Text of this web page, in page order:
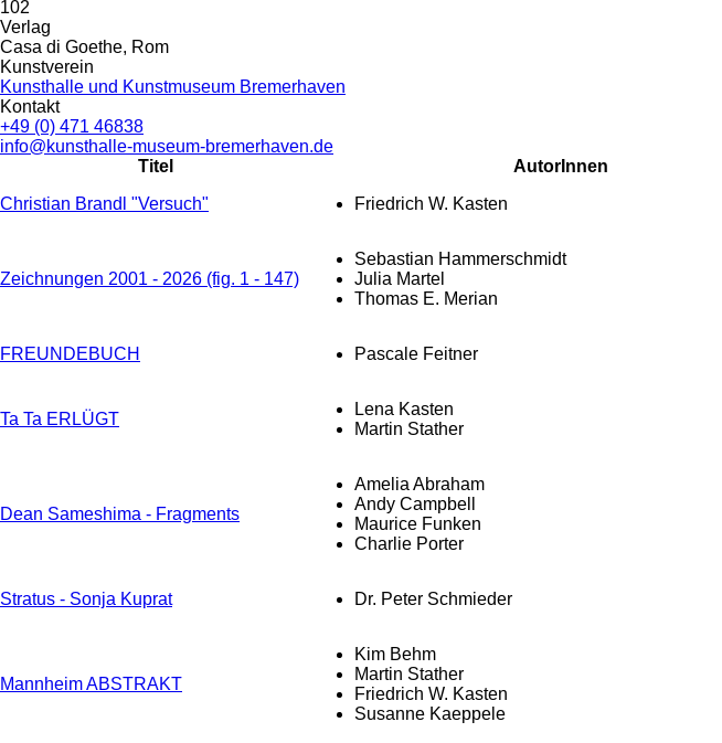
102
Verlag
Casa di Goethe, Rom
Kunstverein
Kunsthalle und Kunstmuseum Bremerhaven
Kontakt
+49 (0) 471 46838
info@kunsthalle-museum-bremerhaven.de
Titel
AutorInnen
Christian Brandl "Versuch"
Friedrich W. Kasten
Zeichnungen 2001 - 2026 (fig. 1 - 147)
Sebastian Hammerschmidt
Julia Martel
Thomas E. Merian
FREUNDEBUCH Pascale Feitner
Ta Ta ERLÜGT
Lena Kasten
Martin Stather
Dean Sameshima - Fragments
Amelia Abraham
Andy Campbell
Maurice Funken
Charlie Porter
Stratus - Sonja Kuprat Dr. Peter Schmieder
Mannheim ABSTRAKT
Kim Behm
Martin Stather
Friedrich W. Kasten
Susanne Kaeppele